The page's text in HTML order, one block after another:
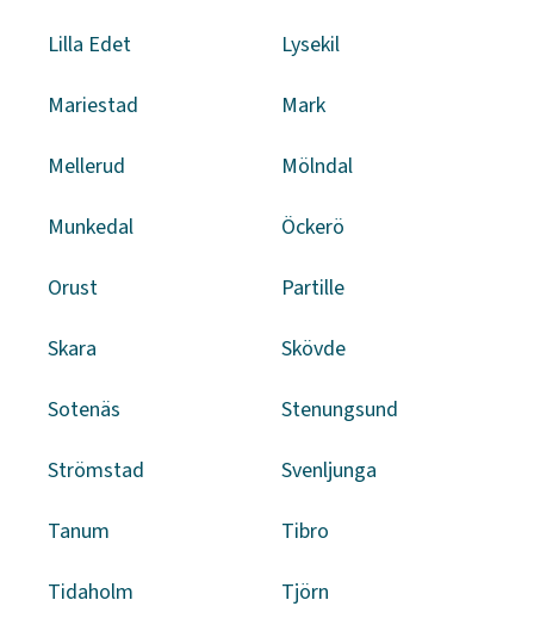
Lilla Edet Lysekil
Mariestad Mark
Mellerud Mölndal
Munkedal Öckerö
Orust Partille
Skara Skövde
Sotenäs Stenungsund
Strömstad Svenljunga
Tanum Tibro
Tidaholm Tjörn